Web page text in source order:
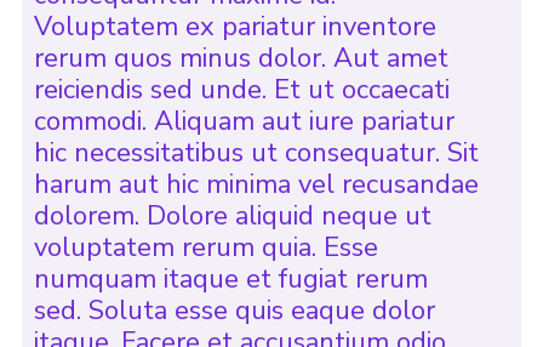
Voluptatem ex pariatur inventore
rerum quos minus dolor. Aut amet
reiciendis sed unde. Et ut occaecati
commodi. Aliquam aut iure pariatur
hic necessitatibus ut consequatur. Sit
harum aut hic minima vel recusandae
dolorem. Dolore aliquid neque ut
voluptatem rerum quia. Esse
numquam itaque et fugiat rerum
sed. Soluta esse quis eaque dolor